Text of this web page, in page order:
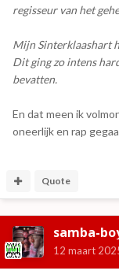
regisseur van het
Mijn Sinterklaashart
Dit ging zo intens
bevatten.
En dat meen ik
oneerlijk en rap
Quote
samba-
12 maart